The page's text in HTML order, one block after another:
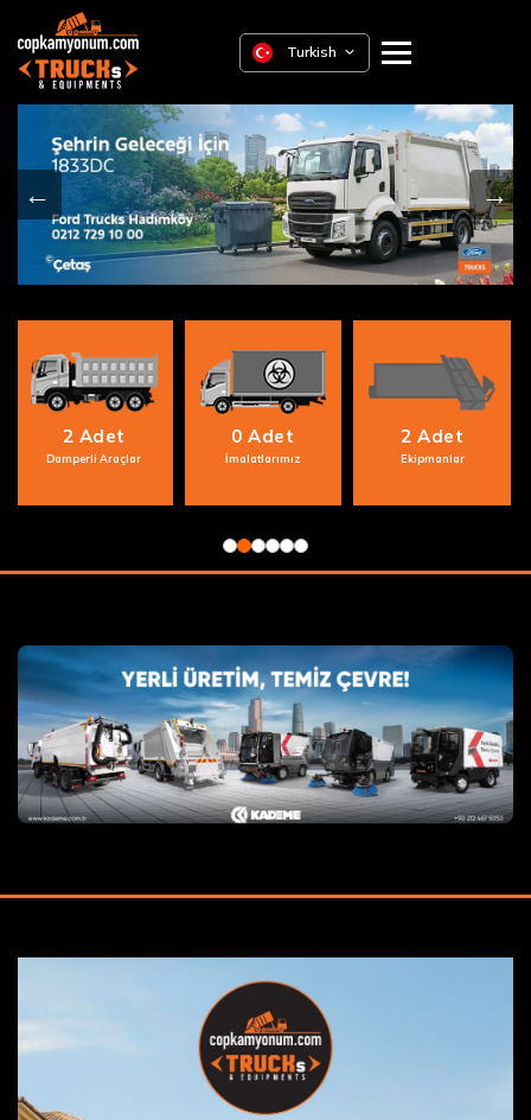
Turkish
← →
2 Adet
Damperli Araçlar
0 Adet
İmalatlarımız
2 Adet
Ekipmanlar